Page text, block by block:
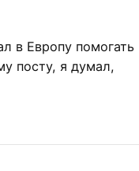
в Европу помогать
посту, я думал,